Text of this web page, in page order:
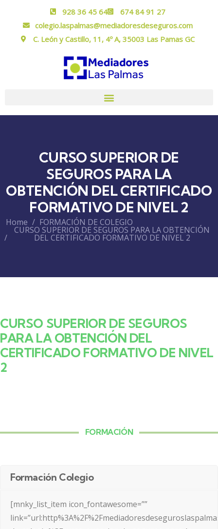
928 36 45 64
674 84 91 27
colegio.laspalmas@mediadoresdeseguros.com
C. León y Castillo, 11, 4º A, 35003 Las Pamas GC
CURSO SUPERIOR DE
SEGUROS PARA LA
OBTENCIÓN DEL CERTIFICADO
FORMATIVO DE NIVEL 2
Home FORMACIÓN DE COLEGIO
CURSO SUPERIOR DE SEGUROS PARA LA OBTENCIÓN
DEL CERTIFICADO FORMATIVO DE NIVEL 2
CURSO SUPERIOR DE SEGUROS
PARA LA OBTENCIÓN DEL
CERTIFICADO FORMATIVO DE NIVEL
2
FORMACIÓN
Formación Colegio
[mnky_list_item icon_fontawesome=””